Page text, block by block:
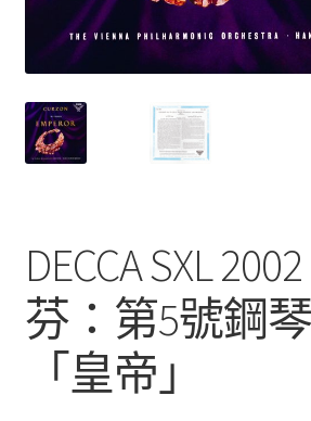
DECCA SXL
芬：第5號鋼
「皇帝」